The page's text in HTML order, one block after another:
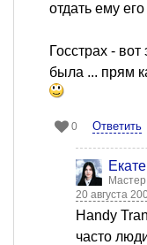
отдать ему
Госстрах -
была ... прям
0 Ответить
Мастер
20 августа
Handy
часто